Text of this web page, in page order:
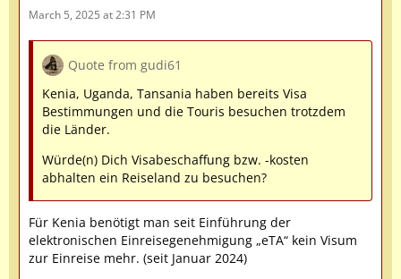
March 5, 2025 at 2:31 PM
Quote from gudi61
Kenia, Uganda, Tansania haben bereits Visa
Bestimmungen und die Touris besuchen trotzdem
die Länder.
Würde(n) Dich Visabeschaffung bzw. -kosten
abhalten ein Reiseland zu besuchen?
Für Kenia benötigt man seit Einführung der
elektronischen Einreisegenehmigung „eTA“ kein Visum
zur Einreise mehr. (seit Januar 2024)